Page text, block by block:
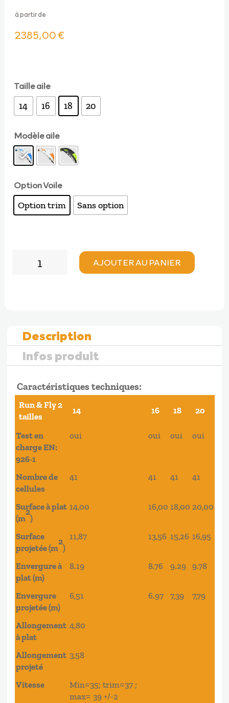
à partir de
2385,00€
Taille aile
14 16 18 20
Modèle aile
Option Voile
Option trim Sans option
AJOUTER AU PANIER
Description
Infos produit
Caractéristiques techniques:
Run & Fly 2
tailles
14 16 18 20
Test en
charge EN:
926-1
oui oui oui oui
Nombre de
cellules
41 41 41 41
Surface à plat
(m
2
)
14,00 16,00 18,00 20,00
Surface
projetée (m
2
)
11,87 13,56 15,26 16,95
Envergure à
plat (m)
8.19 8.76 9.29 9.78
Envergure
projetée (m)
6,51 6.97 7,39 7,79
Allongement
à plat
4,80
Allongement
projeté
3,58
Vitesse
Min=35; trim=37 ;
max= 39 +/-2